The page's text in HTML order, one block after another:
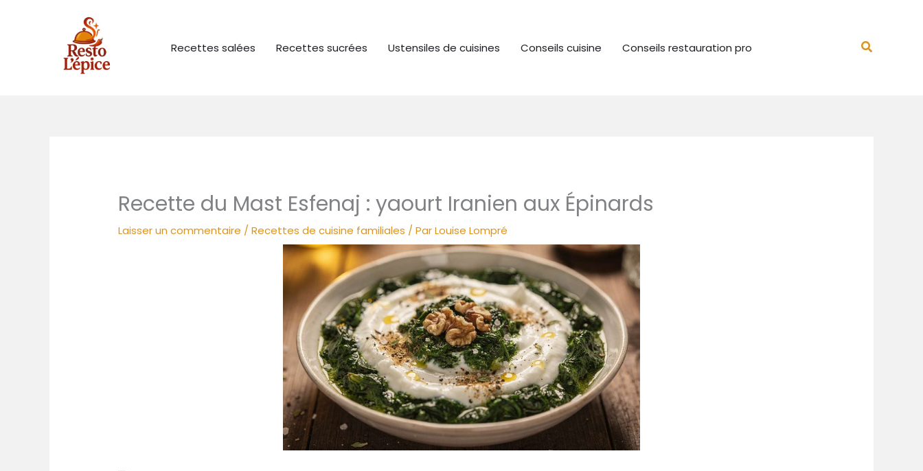
Recettes salées Recettes sucrées Ustensiles de cuisines Conseils cuisine Conseils restauration pro
Recette du Mast Esfenaj : yaourt Iranien aux Épinards
Laisser un commentaire /Recettes de cuisine familiales / ParLouise Lompré